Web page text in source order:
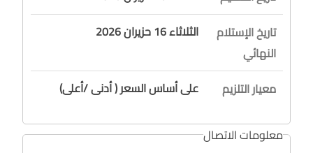
تاريخ الإستلام
النهائي
الثلاثاء 16 حزيران 2026
معيار التلزيم على أساس السعر ( أدنى /أعلى)
معلومات الاتصال